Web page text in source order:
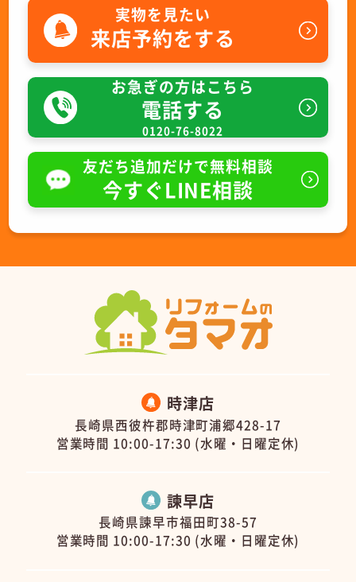
実物を見たい
来店予約をする
お急ぎの方はこちら
電話する
0120-76-8022
友だち追加だけで無料相談
今すぐLINE相談
時津店
長崎県西彼杵郡時津町浦郷428-17
営業時間 10:00-17:30 (水曜・日曜定休)
諫早店
長崎県諫早市福田町38-57
営業時間 10:00-17:30 (水曜・日曜定休)